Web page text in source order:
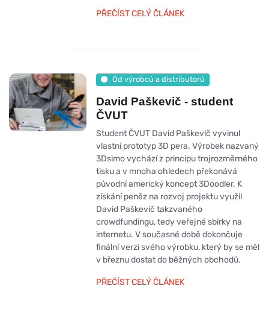
PŘEČÍST CELÝ ČLÁNEK
Od výrobců a distributorů
David Paškevič - student
ČVUT
Student ČVUT David Paškevič vyvinul
vlastní prototyp 3D pera. Výrobek nazvaný
3Dsimo vychází z principu trojrozměrného
tisku a v mnoha ohledech překonává
původní americký koncept 3Doodler. K
získání peněz na rozvoj projektu využil
David Paškevič takzvaného
crowdfundingu, tedy veřejné sbírky na
internetu. V současné době dokončuje
finální verzi svého výrobku, který by se měl
v březnu dostat do běžných obchodů.
PŘEČÍST CELÝ ČLÁNEK